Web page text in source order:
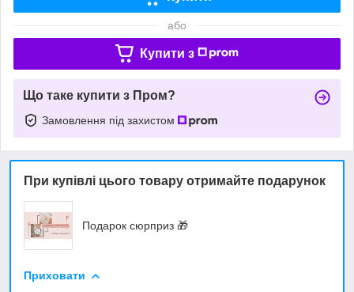
або
Купити з
Що таке купити з Пром?
Замовлення під захистом
При купівлі цього товару отримайте подарунок
Подарок сюрприз 🎁
Приховати